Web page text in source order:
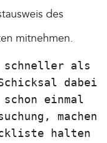
des
mitnehmen.
schneller als
dabei
einmal
machen
halten